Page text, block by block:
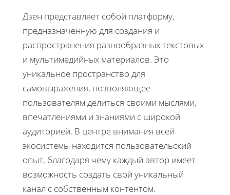
Дзен представляет собой платформу,
предназначенную для создания и
распространения разнообразных текстовых
и мультимедийных материалов. Это
уникальное пространство для
самовыражения, позволяющее
пользователям делиться своими мыслями,
впечатлениями и знаниями с широкой
аудиторией. В центре внимания всей
экосистемы находится пользовательский
опыт, благодаря чему каждый автор имеет
возможность создать свой уникальный
канал с собственным контентом.